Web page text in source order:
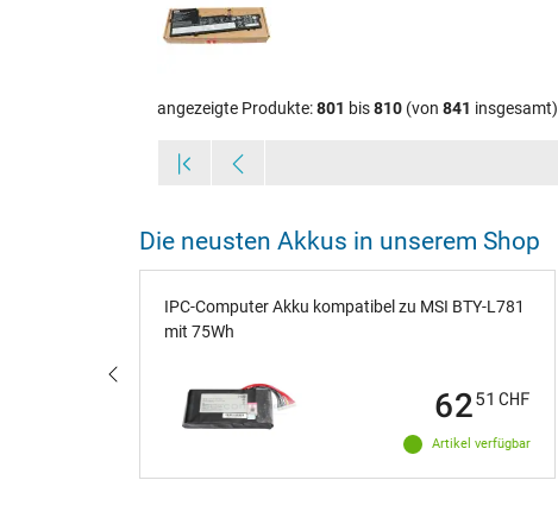
angezeigte Produkte:801 bis810 (von 841 insgesamt)
Die neusten Akkus in unserem Shop
IPC-Computer Akku kompatibel zu MSI BTY-L781
mit 75Wh
Artikel verfügbar
6251 CHF